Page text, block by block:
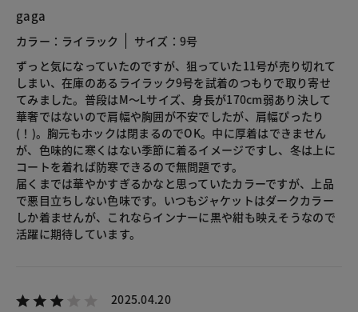
gaga
カラー：ライラック
サイズ：9号
ずっと気になっていたのですが、狙っていた11号が売り切れて
しまい、在庫のあるライラック9号を試着のつもりで取り寄せ
てみました。普段はM〜Lサイズ、身長が170cm弱あり決して
華奢ではないので肩幅や胸囲が不安でしたが、肩幅ぴったり
(！)。胸元もホックは閉まるのでOK。中に厚着はできません
が、色味的に寒くはない季節に着るイメージですし、冬は上に
コートを着れば防寒できるので無問題です。
届くまでは華やかすぎるかなと思っていたカラーですが、上品
で悪目立ちしない色味です。いつもジャケットはダークカラー
しか着ませんが、これならインナーに黒や紺も映えそうなので
活躍に期待しています。
2025.04.20